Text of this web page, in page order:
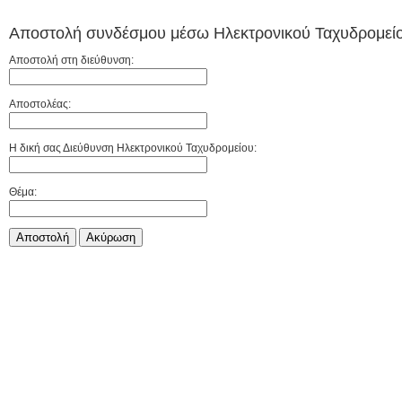
Αποστολή συνδέσμου μέσω Ηλεκτρονικού
Αποστολή στη διεύθυνση:
Αποστολέας:
Η δική σας Διεύθυνση Ηλεκτρονικού Ταχυδρομείου:
Θέμα:
Αποστολή Aκύρωση